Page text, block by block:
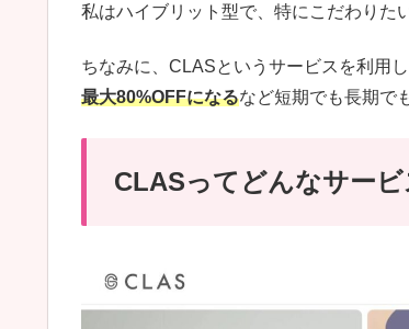
私はハイブリット型で、特にこだわりた
ちなみに、CLASというサービスを利用
最大80%OFFになるなど短期でも長期で
CLASってどんなサービ